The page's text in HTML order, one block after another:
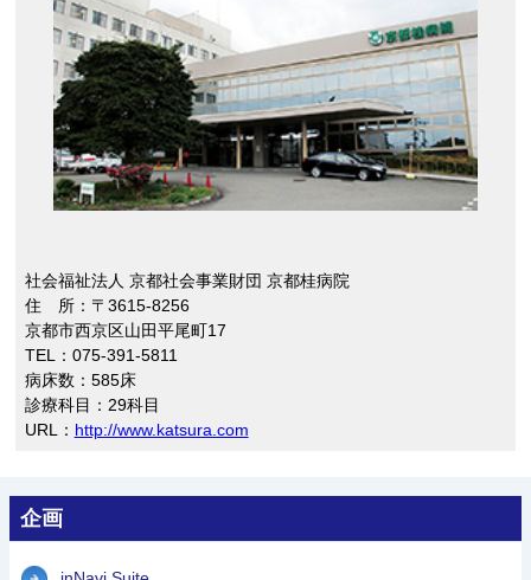
社会福祉法人 京都社会事業財団 京都桂病院
住 所：〒3615-8256
京都市西京区山田平尾町17
TEL：075-391-5811
病床数：585床
診療科目：29科目
URL： http://www.katsura.com
企画